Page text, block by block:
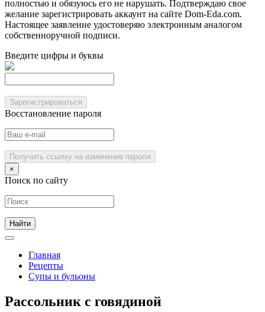
полностью и обязуюсь его не нарушать. Подтверждаю свое
желание зарегистрировать аккаунт на сайте Dom-Eda.com.
Настоящее заявление удостоверяю электронным аналогом
собственноручной подписи.
Введите цифры и буквы
Зарегистрироваться
Восстановление пароля
Получить ссылку на изменение пароля
×
Поиск по сайту
Главная
Рецепты
Супы и бульоны
Рассольник с говядиной